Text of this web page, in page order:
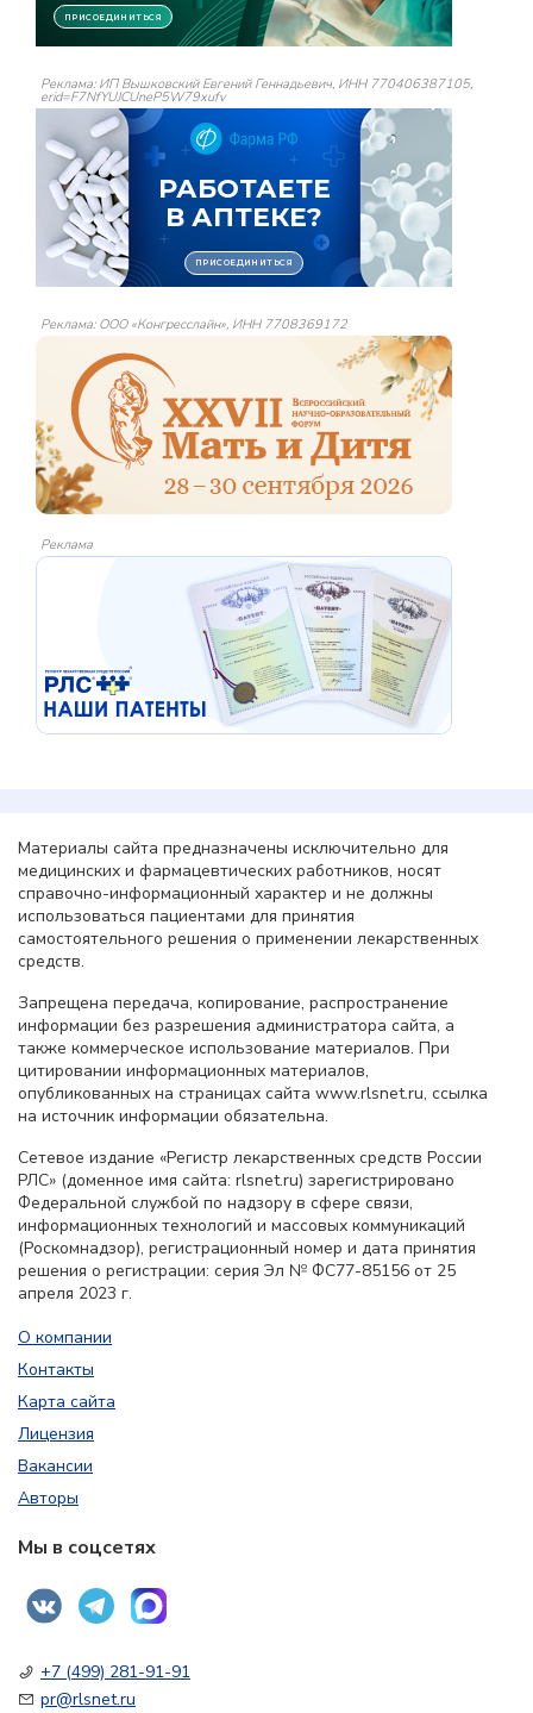
Реклама: ИП Вышковский Евгений Геннадьевич, ИНН 770406387105,
erid=F7NfYUJCUneP5W79xufv
Реклама: ООО «Конгресслайн», ИНН 7708369172
Реклама
Материалы сайта предназначены исключительно для
медицинских и фармацевтических работников, носят
справочно-информационный характер и не должны
использоваться пациентами для принятия
самостоятельного решения о применении лекарственных
средств.
Запрещена передача, копирование, распространение
информации без разрешения администратора сайта, а
также коммерческое использование материалов. При
цитировании информационных материалов,
опубликованных на страницах сайта www.rlsnet.ru, ссылка
на источник информации обязательна.
Сетевое издание «Регистр лекарственных средств России
РЛС» (доменное имя сайта: rlsnet.ru) зарегистрировано
Федеральной службой по надзору в сфере связи,
информационных технологий и массовых коммуникаций
(Роскомнадзор), регистрационный номер и дата принятия
решения о регистрации: серия Эл № ФС77-85156 от 25
апреля 2023 г.
О компании
Контакты
Карта сайта
Лицензия
Вакансии
Авторы
Мы в соцсетях
+7 (499) 281-91-91
pr@rlsnet.ru